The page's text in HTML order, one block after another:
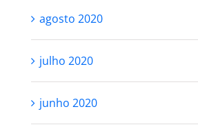
agosto 2020
julho 2020
junho 2020